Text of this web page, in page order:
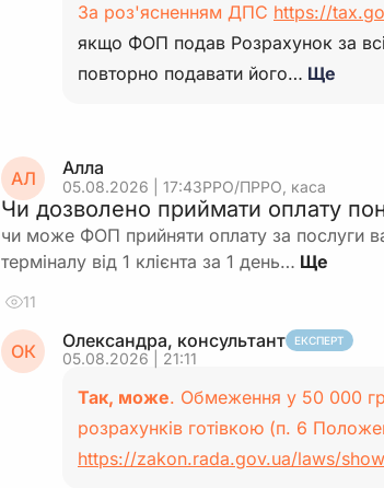
За роз'ясненням ДПС https://
якщо ФОП подав Розрахунок за
повторно подавати його… Ще
АЛ Алла
05.08.2026 | 17:43РРО/ПРРО, каса
Чи дозволено приймати оплату
чи може ФОП прийняти оплату за послуги
терміналу від 1 клієнта за 1 день…
11
ОК Олександра, консультант ЕКСПЕРТ
05.08.2026 | 21:11
Так, може. Обмеження у 50 000
розрахунків готівкою (п. 6
https://zakon.rada.gov.ua/laws/